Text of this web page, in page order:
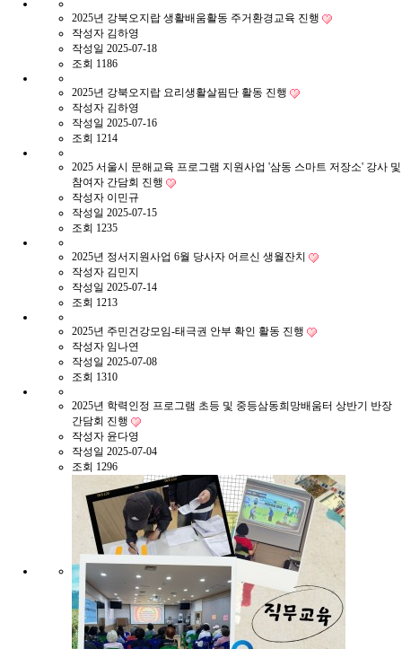
2025년 강북오지랍 생활배움활동 주거환경교육 진행
작성자 김하영
작성일 2025-07-18
조회 1186
2025년 강북오지랍 요리생활살핌단 활동 진행
작성자 김하영
작성일 2025-07-16
조회 1214
2025 서울시 문해교육 프로그램 지원사업 '삼동 스마트 저장소' 강사 및
참여자 간담회 진행
작성자 이민규
작성일 2025-07-15
조회 1235
2025년 정서지원사업 6월 당사자 어르신 생월잔치
작성자 김민지
작성일 2025-07-14
조회 1213
2025년 주민건강모임-태극권 안부 확인 활동 진행
작성자 임나연
작성일 2025-07-08
조회 1310
2025년 학력인정 프로그램 초등 및 중등삼동희망배움터 상반기 반장
간담회 진행
작성자 윤다영
작성일 2025-07-04
조회 1296